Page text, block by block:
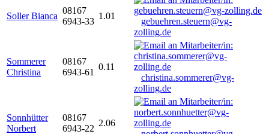
Soller Bianca
08167
6943-33
1.01
gebuehren.steuern@vg-
zolling.de
Sommerer
Christina
08167
6943-61
0.11
christina.sommerer@vg-
zolling.de
Sonnhütter
Norbert
08167
6943-22
2.06